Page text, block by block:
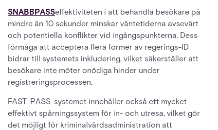
SNABBPASSeffektiviteten i att behandla besökare på
mindre än 10 sekunder minskar väntetiderna avsevärt
och potentiella konflikter vid ingångspunkterna. Dess
förmåga att acceptera flera former av regerings-ID
bidrar till systemets inkludering, vilket säkerställer att
besökare inte möter onödiga hinder under
registreringsprocessen.
FAST-PASS-systemet innehåller också ett mycket
effektivt spårningssystem för in- och utresa, vilket gör
det möjligt för kriminalvårdsadministration att